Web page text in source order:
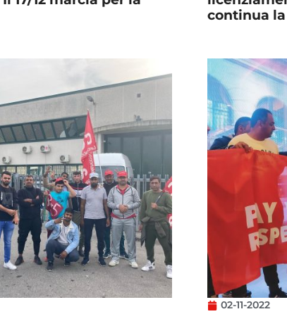
continua
02-11-2022